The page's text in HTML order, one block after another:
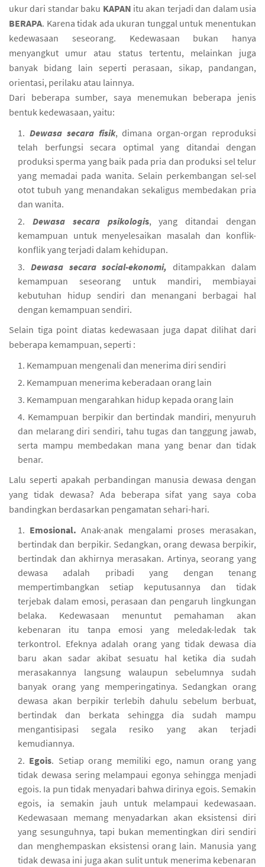
ukur dari standar baku KAPAN itu akan terjadi dan dalam usia
BERAPA. Karena tidak ada ukuran tunggal untuk menentukan
kedewasaan seseorang. Kedewasaan bukan hanya
menyangkut umur atau status tertentu, melainkan juga
banyak bidang lain seperti perasaan, sikap, pandangan,
orientasi, perilaku atau lainnya.
Dari beberapa sumber, saya menemukan beberapa jenis
bentuk kedewasaan, yaitu:
Dewasa secara fisik, dimana organ-organ reproduksi
telah berfungsi secara optimal yang ditandai dengan
produksi sperma yang baik pada pria dan produksi sel telur
yang memadai pada wanita. Selain perkembangan sel-sel
otot tubuh yang menandakan sekaligus membedakan pria
dan wanita.
Dewasa secara psikologis, yang ditandai dengan
kemampuan untuk menyelesaikan masalah dan konflik-
konflik yang terjadi dalam kehidupan.
Dewasa secara social-ekonomi, ditampakkan dalam
kemampuan seseorang untuk mandiri, membiayai
kebutuhan hidup sendiri dan menangani berbagai hal
dengan kemampuan sendiri.
Selain tiga point diatas kedewasaan juga dapat dilihat dari
beberapa kemampuan, seperti :
Kemampuan mengenali dan menerima diri sendiri
Kemampuan menerima keberadaan orang lain
Kemampuan mengarahkan hidup kepada orang lain
Kemampuan berpikir dan bertindak mandiri, menyuruh
dan melarang diri sendiri, tahu tugas dan tanggung jawab,
serta mampu membedakan mana yang benar dan tidak
benar.
Lalu seperti apakah perbandingan manusia dewasa dengan
yang tidak dewasa? Ada beberapa sifat yang saya coba
bandingkan berdasarkan pengamatan sehari-hari.
Emosional. Anak-anak mengalami proses merasakan,
bertindak dan berpikir. Sedangkan, orang dewasa berpikir,
bertindak dan akhirnya merasakan. Artinya, seorang yang
dewasa adalah pribadi yang dengan tenang
mempertimbangkan setiap keputusannya dan tidak
terjebak dalam emosi, perasaan dan pengaruh lingkungan
belaka. Kedewasaan menuntut pemahaman akan
kebenaran itu tanpa emosi yang meledak-ledak tak
terkontrol. Efeknya adalah orang yang tidak dewasa dia
baru akan sadar akibat sesuatu hal ketika dia sudah
merasakannya langsung walaupun sebelumnya sudah
banyak orang yang memperingatinya. Sedangkan orang
dewasa akan berpikir terlebih dahulu sebelum berbuat,
bertindak dan berkata sehingga dia sudah mampu
mengantisipasi segala resiko yang akan terjadi
kemudiannya.
Egois. Setiap orang memiliki ego, namun orang yang
tidak dewasa sering melampaui egonya sehingga menjadi
egois. Ia pun tidak menyadari bahwa dirinya egois. Semakin
egois, ia semakin jauh untuk melampaui kedewasaan.
Kedewasaan memang menyadarkan akan eksistensi diri
yang sesunguhnya, tapi bukan mementingkan diri sendiri
dan menghempaskan eksistensi orang lain. Manusia yang
tidak dewasa ini juga akan sulit untuk menerima kebenaran